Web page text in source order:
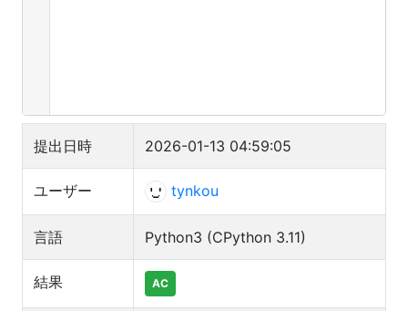
提出日時 2026-01-13 04:59:05
ユーザー tynkou
言語 Python3 (CPython 3.11)
結果 AC